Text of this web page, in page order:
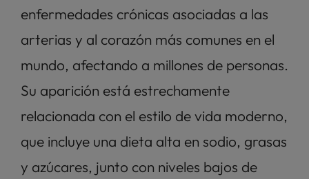
enfermedades crónicas asociadas a las
arterias y al corazón más comunes en el
mundo, afectando a millones de personas.
Su aparición está estrechamente
relacionada con el estilo de vida moderno,
que incluye una dieta alta en sodio, grasas
y azúcares, junto con niveles bajos de